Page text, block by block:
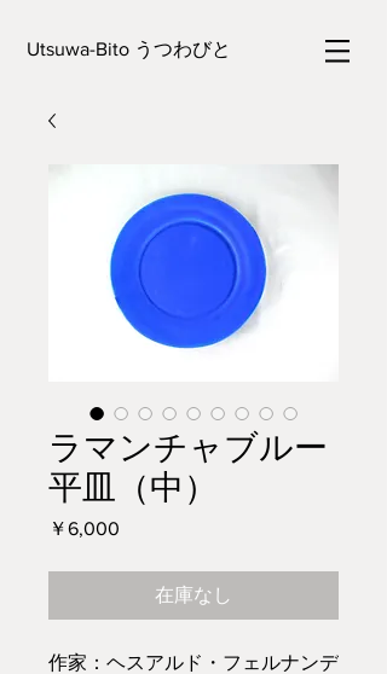
Utsuwa-Bito うつわびと
ラマンチャブルー
平皿（中）
￥6,000
在庫なし
作家：ヘスアルド・フェルナンデ